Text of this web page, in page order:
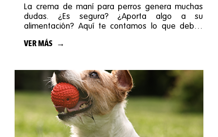
La crema de maní para perros genera muchas
dudas. ¿Es segura? ¿Aporta algo a su
alimentación? Aquí te contamos lo que debes
VER MÁS